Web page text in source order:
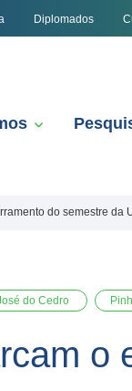
Diplomados
do semestre da
do Cedro
o